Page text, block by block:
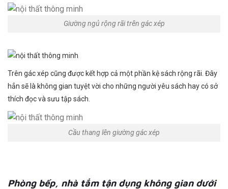
Giường ngủ rộng rãi trên gác xép
Trên gác xép cũng được kết hợp cả một phần kệ sách rộng rãi. Đây
hẳn sẽ là không gian tuyệt vời cho những người yêu sách hay có sở
thích đọc và sưu tập sách.
Cầu thang lên giường gác xép
Phòng bếp, nhà tắm tận dụng không gian dưới